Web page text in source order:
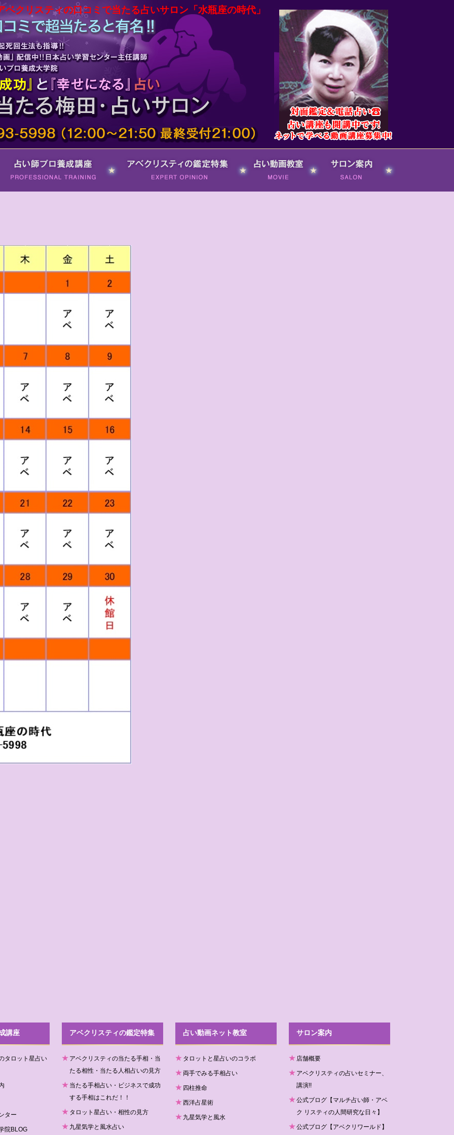
クリスティの口コミで当たる占いサロン「水瓶座の時代」
教室
講座
タロット星占い
ター
院BLOG
アベクリスティの鑑定特集
アベクリスティの当たる手相・当
たる相性・当たる人相占いの見方
当たる手相占い・ビジネスで成功
する手相はこれだ！！
タロット星占い・相性の見方
九星気学と風水占い
占い動画ネット教室
タロットと星占いのコラボ
両手でみる手相占い
四柱推命
西洋占星術
九星気学と風水
サロン案内
店舗概要
アベクリスティの占いセミナー、
講演!!
公式ブログ【マルチ占い師・アベ
ク リスティの人間研究な日々】
公式ブログ【アベクリワールド】